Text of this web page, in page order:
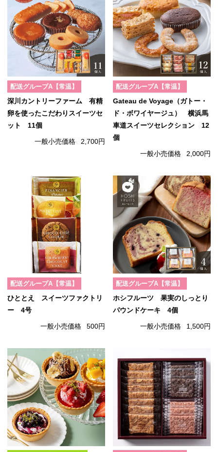
配送グループA【常温】
深川カントリーファーム 有精
卵を使ったこだわりスイーツセ
ット 11個
一般小売価格 2,700円
配送グループA【常温】
Gateau de Voyage（ガトー・
ド・ボワイヤージュ） 横浜馬
車道スイーツセレクション 12
個
一般小売価格 2,000円
配送グループA【常温】
ひととえ スイーツファクトリ
ー 4号
一般小売価格 500円
配送グループA【常温】
ホシフルーツ 果実のしっとり
パウンドケーキ 4個
一般小売価格 1,500円